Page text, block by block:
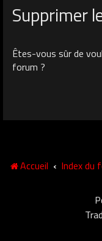
Supprimer
Êtes-vous sûr de
forum ?
Accueil Index du